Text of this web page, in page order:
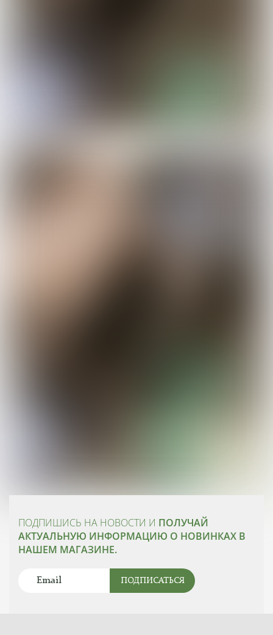
ПОДПИШИСЬ НА НОВОСТИ И ПОЛУЧАЙ
АКТУАЛЬНУЮ ИНФОРМАЦИЮ О НОВИНКАХ В
НАШЕМ МАГАЗИНЕ.
ПОДПИСАТЬСЯ